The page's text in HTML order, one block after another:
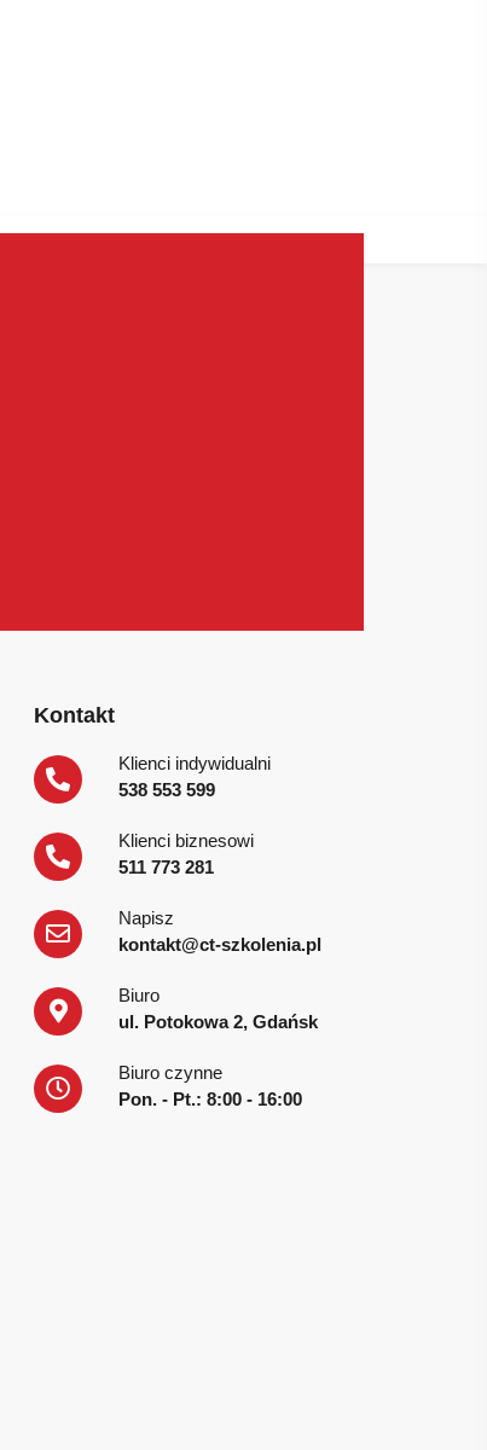
Kontakt
Klienci indywidualni
538 553 599
Klienci biznesowi
511 773 281
Napisz
kontakt@ct-szkolenia.pl
Biuro
ul. Potokowa 2, Gdańsk
Biuro czynne
Pon. - Pt.: 8:00 - 16:00